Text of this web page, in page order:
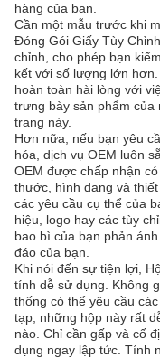
hàng của bạn.
Cần một mẫu trước khi
Đóng Gói Giấy Tùy
chỉnh, cho phép bạn
kết với số lượng lớn
hoàn toàn hài lòng với
trưng bày sản phẩm
trang này.
Hơn nữa, nếu bạn yêu
hóa, dịch vụ OEM luôn
OEM được chấp nhận
thước, hình dạng và
các yêu cầu cụ thể của
hiệu, logo hay các tùy
bao bì của bạn phản
đáo của bạn.
Khi nói đến sự tiện lợi,
tính dễ sử dụng. Không
thống có thể yêu cầu
tạp, những hộp này rất
nào. Chỉ cần gấp và cố
dụng ngay lập tức. Tính